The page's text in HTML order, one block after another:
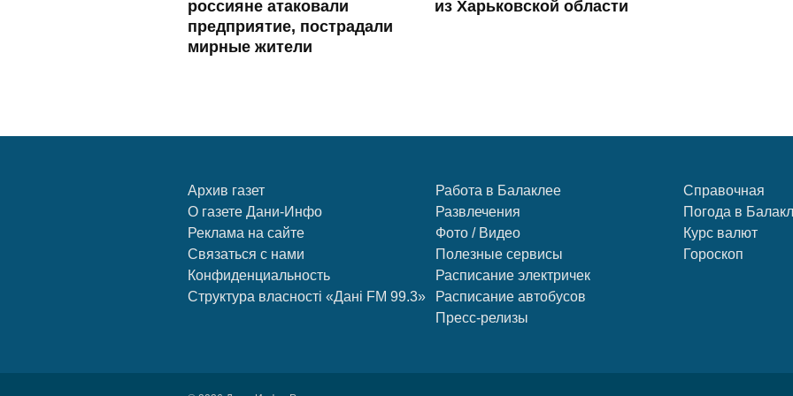
россияне атаковали
предприятие, пострадали
мирные жители
из Харьковской области
Архив газет
О газете Дани-Инфо
Реклама на сайте
Связаться с нами
Конфиденциальность
Структура власності «Дані FM 99.3»
Работа в Балаклее
Развлечения
Фото / Видео
Полезные сервисы
Расписание электричек
Расписание автобусов
Пресс-релизы
Справочная
Погода в
Курс валют
Гороскоп